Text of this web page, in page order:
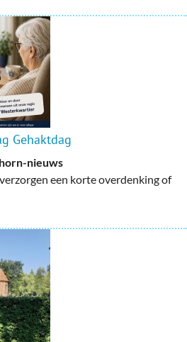
Gehaktdag
nieuws
een korte overdenking of